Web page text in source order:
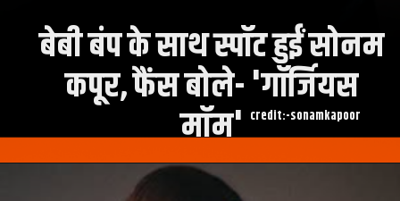
बेबी बंप के साथ स्पॉट हुईं सोनम
कपूर, फैंस बोले- 'गॉर्जियस
मॉम' credit:-sonamkapoor